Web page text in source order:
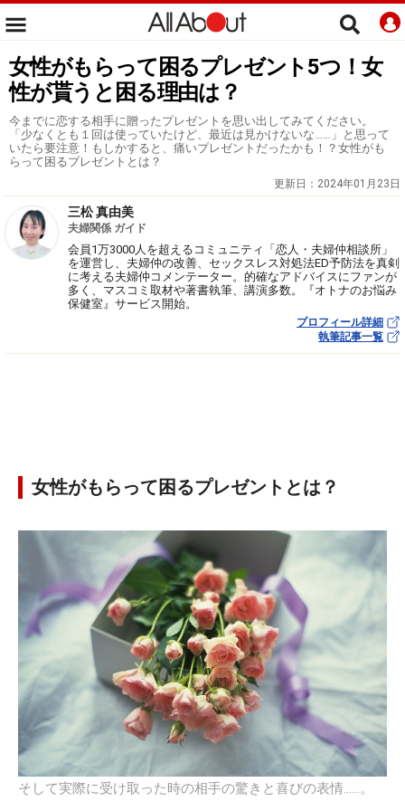
女性がもらって困るプレゼント5つ！女
性が貰うと困る理由は？
今までに恋する相手に贈ったプレゼントを思い出してみてください。
「少なくとも１回は使っていたけど、最近は見かけないな……」と思って
いたら要注意！もしかすると、痛いプレゼントだったかも！？女性がも
らって困るプレゼントとは？
更新日： 2024年01月23日
三松 真由美
夫婦関係 ガイド
会員1万3000人を超えるコミュニティ「恋人・夫婦仲相談所」
を運営し、夫婦仲の改善、セックスレス対処法ED予防法を真剣
に考える夫婦仲コメンテーター。的確なアドバイスにファンが
多く、マスコミ取材や著書執筆、講演多数。『オトナのお悩み
保健室』サービス開始。
プロフィール詳細
執筆記事一覧
女性がもらって困るプレゼントとは？
そして実際に受け取った時の相手の驚きと喜びの表情……。